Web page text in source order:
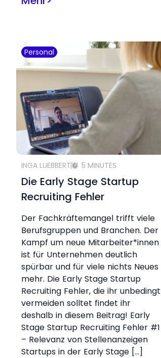
Personal
INGA LUEBBERT 5 MINUTES
Die Early Stage Startup
Recruiting Fehler
Der Fachkräftemangel trifft viele
Berufsgruppen und Branchen. Der
Kampf um neue Mitarbeiter*innen
ist für Unternehmen deutlich
spürbar und für viele nichts Neues
mehr. Die Early Stage Startup
Recruiting Fehler, die ihr unbedingt
vermeiden solltet findet ihr
deshalb in diesem Beitrag! Early
Stage Startup Recruiting Fehler #1
– Relevanz von Stellenanzeigen
Startups in der Early Stage […]